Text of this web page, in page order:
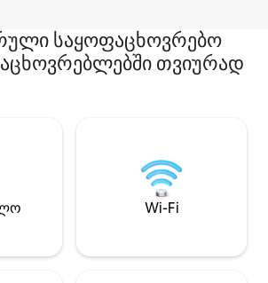
საყოფაცხოვრებო
თვიურად
Wi-Fi